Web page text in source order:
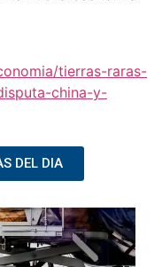
tierras-raras-
china-y-
DEL DIA